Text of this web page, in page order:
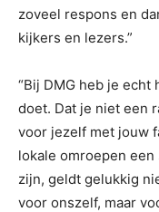
zoveel respons en
kijkers en lezers.”
“Bij DMG heb je
doet. Dat je niet een
voor jezelf met jouw
lokale omroepen
zijn, geldt gelukkig
voor onszelf, maar